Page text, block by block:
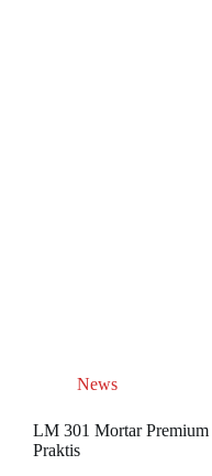
News
LM 301 Mortar Premium
Praktis